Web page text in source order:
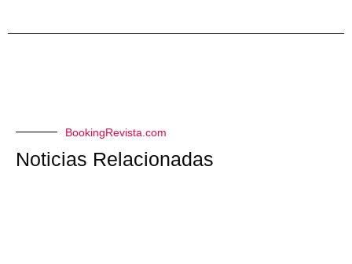
BookingRevista.com
Noticias Relacionadas